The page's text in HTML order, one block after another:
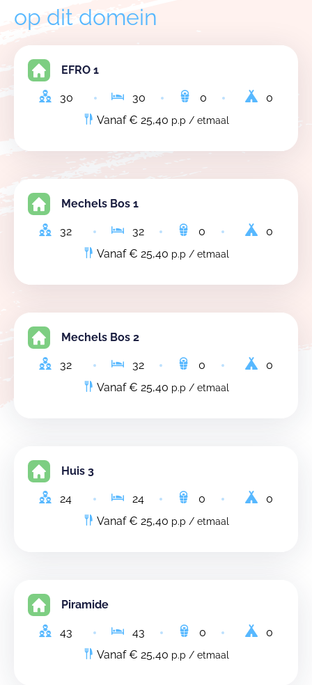
op dit domein
EFRO 1
30 30 0
0
Vanaf € 25,40 p.p / etmaal
Mechels Bos 1
32 32 0
0
Vanaf € 25,40 p.p / etmaal
Mechels Bos 2
32 32 0
0
Vanaf € 25,40 p.p / etmaal
Huis 3
24 24 0
0
Vanaf € 25,40 p.p / etmaal
Piramide
43 43 0
0
Vanaf € 25,40 p.p / etmaal